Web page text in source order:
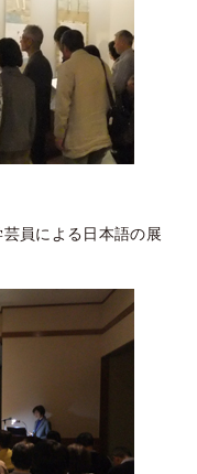
員による日本語の展